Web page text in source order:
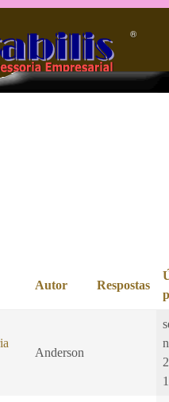
principal
®️
Autor Respostas
Anderson